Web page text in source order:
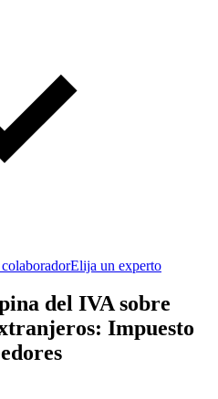
Elija un experto
del IVA sobre
Impuesto